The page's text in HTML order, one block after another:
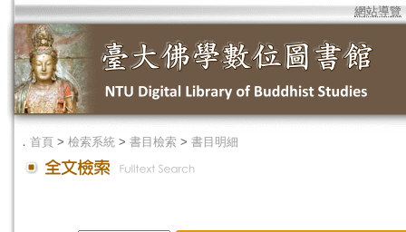
網站導覽
． 首頁 > 檢索系統 > 書目檢索 > 書目明細